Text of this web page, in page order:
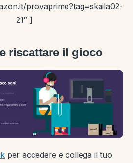
provaprime?tag=skaila02-
21″ ]
riscattare il gioco
per accedere e collega il tuo